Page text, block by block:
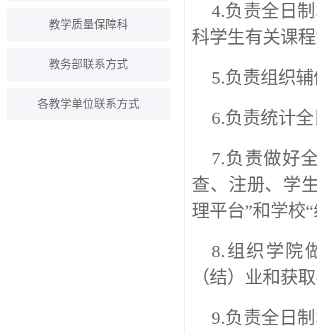
教学质量保障科
教务部联系方式
各教学单位联系方式
4.负责全日
科学生有关课
5.负责组织
6.负责统计
7.负责做好
查、注册、学
理平台”和学校
8.组织学院
（结）业和获
9.负责全日